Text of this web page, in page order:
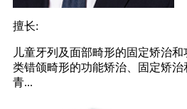
擅长:
儿童牙列及面部畸形的固定矫治
类错颌畸形的功能矫治、固定矫
青...